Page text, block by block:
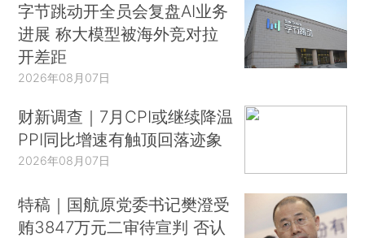
字节跳动开全员会复盘AI业务
进展 称大模型被海外竞对拉
开差距
2026年08月07日
财新调查｜7月CPI或继续降温
PPI同比增速有触顶回落迹象
2026年08月07日
特稿｜国航原党委书记樊澄受
贿3847万元二审待宣判 否认